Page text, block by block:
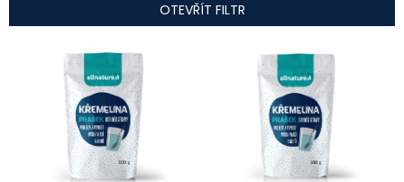
í
OTEVŘÍT FILTR